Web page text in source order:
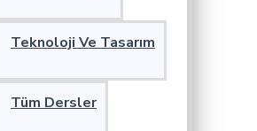
Teknoloji Ve Tasarım
Tüm Dersler